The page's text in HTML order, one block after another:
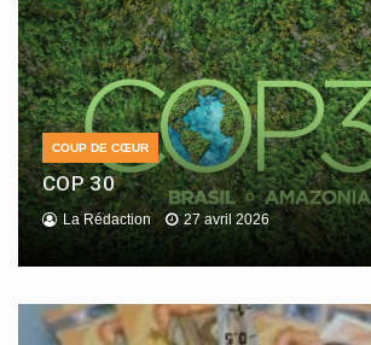
COUP DE CŒUR
COP 30
La Rédaction 27 avril 2026